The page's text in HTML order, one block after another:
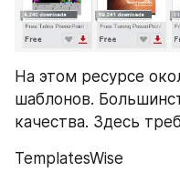
На этом ресурсе
шаблонов.
качества. Здесь
TemplatesWise